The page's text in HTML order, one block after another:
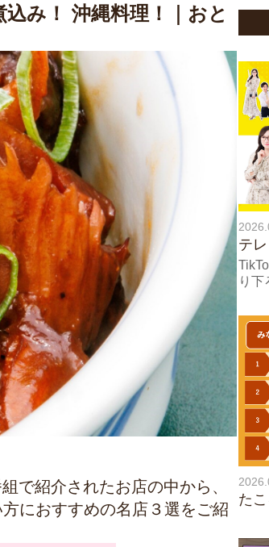
み！ 沖縄料理！｜おと
で紹介されたお店の中から、
におすすめの名店３選をご紹
テ
8月
開
り下
た
員